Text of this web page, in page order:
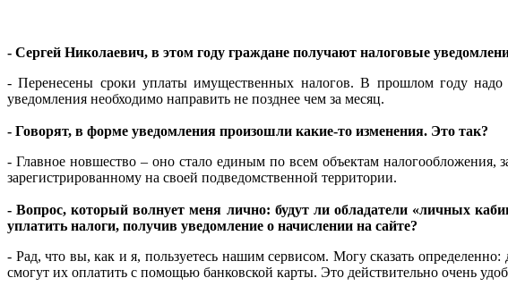
- Сергей Николаевич, в этом году граждане получают налоговые
- Перенесены сроки уплаты имущественных налогов. В прошлом году
уведомления необходимо направить не позднее чем за месяц.
- Говорят, в форме уведомления произошли какие-то изменения. Это так?
- Главное новшество – оно стало единым по всем объектам налогообложения,
зарегистрированному на своей подведомственной территории.
- Вопрос, который волнует меня лично: будут ли обладатели «личных
уплатить налоги, получив уведомление о начислении на сайте?
- Рад, что вы, как и я, пользуетесь нашим сервисом. Могу сказать
смогут их оплатить с помощью банковской карты. Это действительно очень